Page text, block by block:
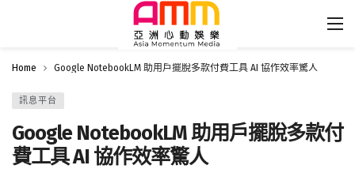
Home Google NotebookLM 助用戶擺脫多款付費工具 AI 協作效率驚人
訊息平台
Google NotebookLM 助用戶擺脫多款付
費工具 AI 協作效率驚人